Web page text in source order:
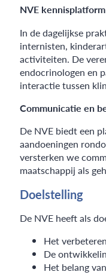
NVE kennisplatform
In de dagelijkse
internisten,
activiteiten. De
endocrinologen en
interactie tussen
Communicatie en
De NVE biedt een
aandoeningen
versterken we
maatschappij als
Doelstelling
De NVE heeft als
Het
De
Het belang